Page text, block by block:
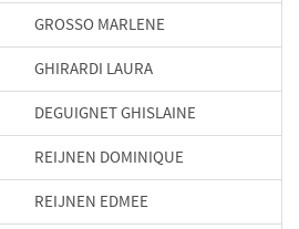
GROSSO MARLENE
GHIRARDI LAURA
DEGUIGNET GHISLAINE
REIJNEN DOMINIQUE
REIJNEN EDMEE